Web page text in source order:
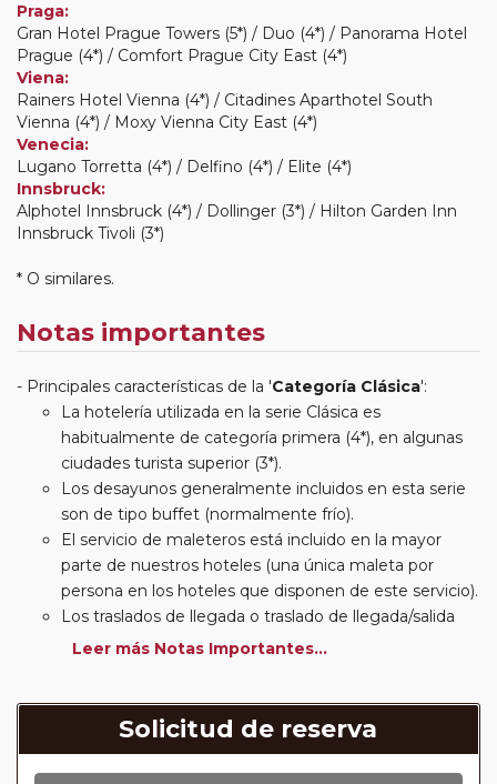
Praga:
Gran Hotel Prague Towers (5*) / Duo (4*) / Panorama Hotel
Prague (4*) / Comfort Prague City East (4*)
Viena:
Rainers Hotel Vienna (4*) / Citadines Aparthotel South
Vienna (4*) / Moxy Vienna City East (4*)
Venecia:
Lugano Torretta (4*) / Delfino (4*) / Elite (4*)
Innsbruck:
Alphotel Innsbruck (4*) / Dollinger (3*) / Hilton Garden Inn
Innsbruck Tivoli (3*)
* O similares.
Notas importantes
Principales características de la 'Categoría Clásica':
La hotelería utilizada en la serie Clásica es
habitualmente de categoría primera (4*), en algunas
ciudades turista superior (3*).
Los desayunos generalmente incluidos en esta serie
son de tipo buffet (normalmente frío).
El servicio de maleteros está incluido en la mayor
parte de nuestros hoteles (una única maleta por
persona en los hoteles que disponen de este servicio).
Los traslados de llegada o traslado de llegada/salida
estarán incluidos según itinerario.
suplemento de media pensión (incluirá un número de
almuerzos o cenas señalado en su itinerario).
En muchos itinerarios le incluimos algunas cenas. En
Leer más Notas Importantes...
Solicitud de reserva